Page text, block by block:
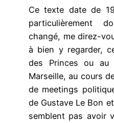
Ce texte date de
particulièrement
changé, me direz-
à bien y regarder,
des Princes ou au
Marseille, au cours
de meetings
de Gustave Le Bon
semblent pas avoir